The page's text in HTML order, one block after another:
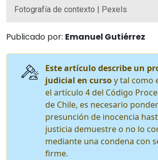
Fotografía de contexto | Pexels
Publicado por: Emanuel Gutiérrez
Este artículo describe un
judicial en cursoy tal como
el artículo 4 del Código
de Chile, es necesario
presunción de inocencia
justicia demuestre o no lo
mediante una condena con
firme.